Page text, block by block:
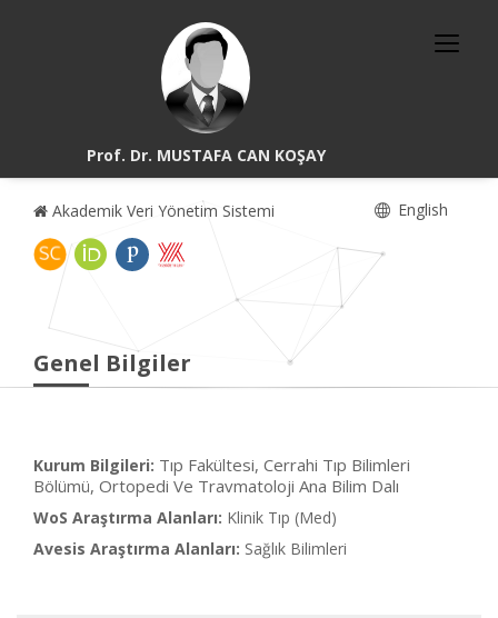
Prof. Dr. MUSTAFA CAN KOŞAY
Akademik Veri Yönetim Sistemi English
Genel Bilgiler
Kurum Bilgileri: Tıp Fakültesi, Cerrahi Tıp Bilimleri
Bölümü, Ortopedi Ve Travmatoloji Ana Bilim Dalı
WoS Araştırma Alanları: Klinik Tıp (Med)
Avesis Araştırma Alanları: Sağlık Bilimleri